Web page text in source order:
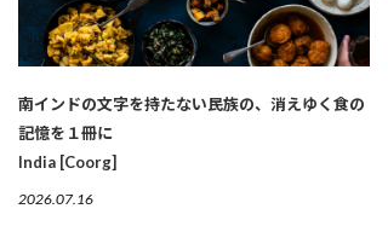
南インドの文字を持たない民族の、消えゆく食の
記憶を１冊に
India [Coorg]
2026.07.16